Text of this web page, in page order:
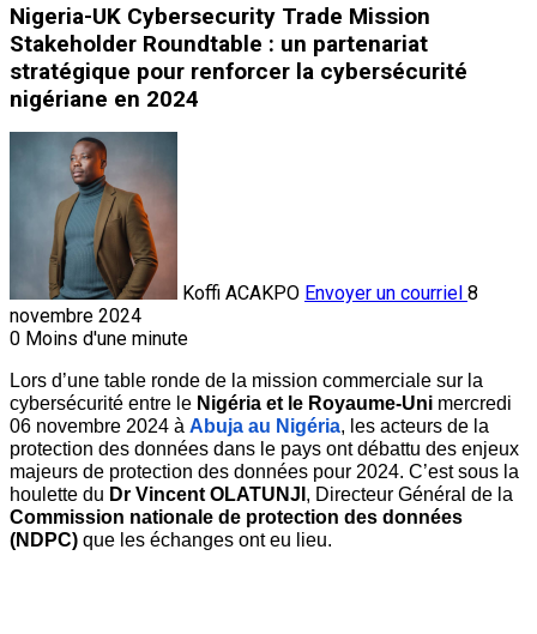
Nigeria-UK Cybersecurity Trade Mission
Stakeholder Roundtable : un partenariat
stratégique pour renforcer la cybersécurité
nigériane en 2024
Koffi ACAKPO Envoyer un courriel 8
novembre 2024
0 Moins d'une minute
Lors d’une table ronde de la mission commerciale sur la
cybersécurité entre le Nigéria et le Royaume-Uni mercredi
06 novembre 2024 à Abuja au Nigéria, les acteurs de la
protection des données dans le pays ont débattu des enjeux
majeurs de protection des données pour 2024. C’est sous la
houlette du Dr Vincent OLATUNJI , Directeur Général de la
Commission nationale de protection des données
(NDPC) que les échanges ont eu lieu.